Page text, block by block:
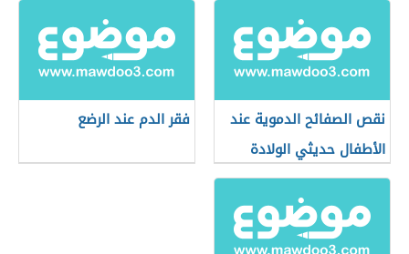
نقص الصفائح الدموية عند
الأطفال حديثي الولادة
فقر الدم عند الرضع